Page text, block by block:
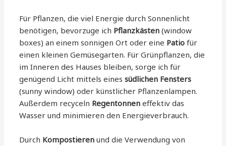
Für Pflanzen, die viel Energie durch Sonnenlicht
benötigen, bevorzuge ich Pflanzkästen (window
boxes) an einem sonnigen Ort oder eine Patio für
einen kleinen Gemüsegarten. Für Grünpflanzen, die
im Inneren des Hauses bleiben, sorge ich für
genügend Licht mittels einessüdlichen Fensters
(sunny window) oder künstlicher Pflanzenlampen.
Außerdem recyceln Regentonnen effektiv das
Wasser und minimieren den Energieverbrauch.
Durch Kompostieren und die Verwendung von